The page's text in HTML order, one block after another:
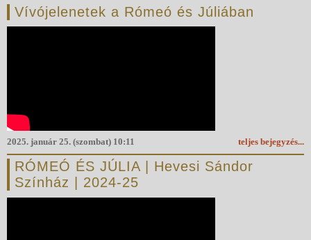
Vívójelenetek a Rómeó és Júliában
teljes bejegyzés...
2025. január 25. (szombat) 10:11
RÓMEÓ ÉS JÚLIA | Hevesi Sándor
Színház | 2024-25